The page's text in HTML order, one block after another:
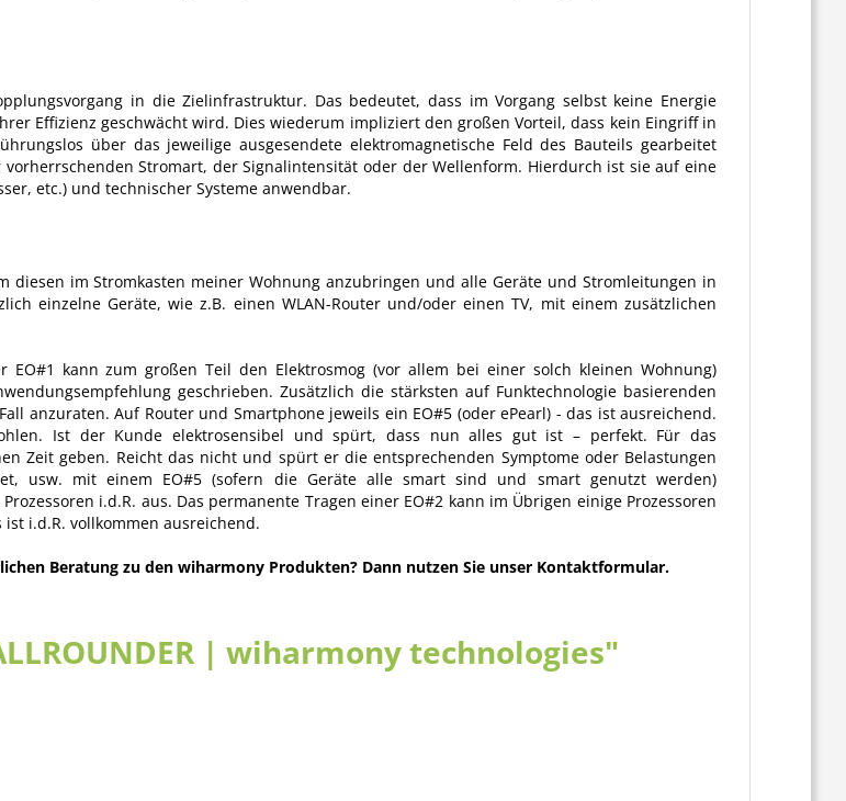
in die Zielinfrastruktur. Das bedeutet, dass im Vorgang selbst keine Energie
Effizienz geschwächt wird. Dies wiederum impliziert den großen Vorteil, dass kein Eingriff in
über das jeweilige ausgesendete elektromagnetische Feld des Bauteils gearbeitet
Stromart, der Signalintensität oder der Wellenform. Hierdurch ist sie auf eine
etc.) und technischer Systeme anwendbar.
diesen im Stromkasten meiner Wohnung anzubringen und alle Geräte und Stromleitungen in
einzelne Geräte, wie z.B. einen WLAN-Router und/oder einen TV, mit einem zusätzlichen
EO#1 kann zum großen Teil den Elektrosmog (vor allem bei einer solch kleinen Wohnung)
geschrieben. Zusätzlich die stärksten auf Funktechnologie basierenden
anzuraten. Auf Router und Smartphone jeweils ein EO#5 (oder ePearl) - das ist ausreichend.
Ist der Kunde elektrosensibel und spürt, dass nun alles gut ist – perfekt. Für das
Zeit geben. Reicht das nicht und spürt er die entsprechenden Symptome oder Belastungen
usw. mit einem EO#5 (sofern die Geräte alle smart sind und smart genutzt werden)
i.d.R. aus. Das permanente Tragen einer EO#2 kann im Übrigen einige Prozessoren
i.d.R. vollkommen ausreichend.
Beratung zu den wiharmony Produkten? Dann nutzen Sie unser Kontaktformular.
| wiharmony technologies"